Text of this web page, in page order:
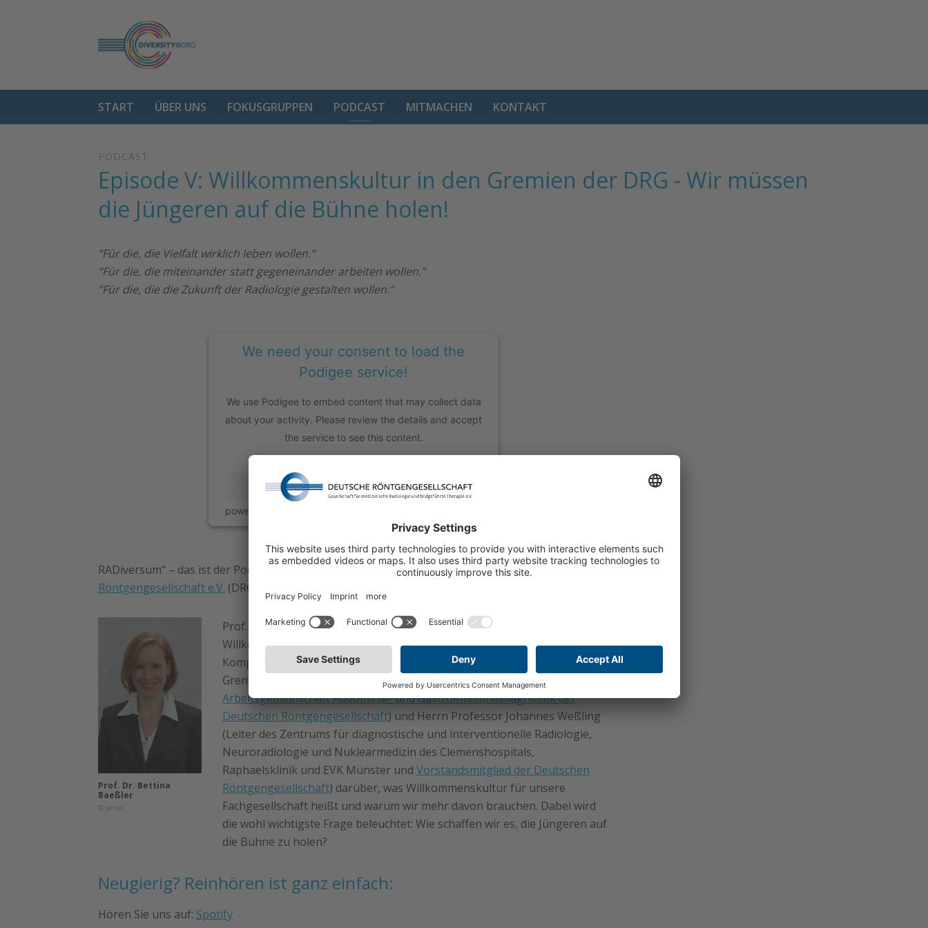
START ÜBER UNS FOKUSGRUPPEN PODCAST MITMACHEN KONTAKT
PODCAST
Episode V: Willkommenskultur in den Gremien der DRG - Wir müssen
die Jüngeren auf die Bühne holen!
“Für die, die Vielfalt wirklich leben wollen.”
“Für die, die miteinander statt gegeneinander arbeiten wollen.”
“Für die, die die Zukunft der Radiologie gestalten wollen.”
We need your consent to load the
Podigee service!
We use Podigee to embed content that may collect data
about your activity. Please review the details and accept
the service to see this content.
MORE INFORMATION ACCEPT
powered by
RADiversum“ – das ist der Podcast des Netzwerks Diversity@DRGderDeutschen
Röntgengesellschaft e.V. (DRG), der sich mit Vielfalt in der DRG und der Radiologie beschäftigt.
Prof. Dr. Bettina
Baeßler
© privat
Prof. Dr. med. Bettina Baeßler spricht im zweiten Teil des
Willkommenskultur-Podcasts mit Frau Suzana Blazek (KOFA -
Kompetenzzentrum Fachkräftesicherung), Herrn Professor Lars
Grenacher (Conradia Radiologie München und Vorsitzender der
Arbeitsgemeinschaft Abdominal- und Gastrointestinaldiagnostik der
Deutschen Röntgengesellschaft) und Herrn Professor Johannes Weßling
(Leiter des Zentrums für diagnostische und interventionelle Radiologie,
Neuroradiologie und Nuklearmedizin des Clemenshospitals,
Raphaelsklinik und EVK Münster und Vorstandsmitglied der Deutschen
Röntgengesellschaft) darüber, was Willkommenskultur für unsere
Fachgesellschaft heißt und warum wir mehr davon brauchen. Dabei wird
die wohl wichtigste Frage beleuchtet: Wie schaffen wir es, die Jüngeren auf
die Bühne zu holen?
Neugierig? Reinhören ist ganz einfach:
Hören Sie uns auf: Spotify